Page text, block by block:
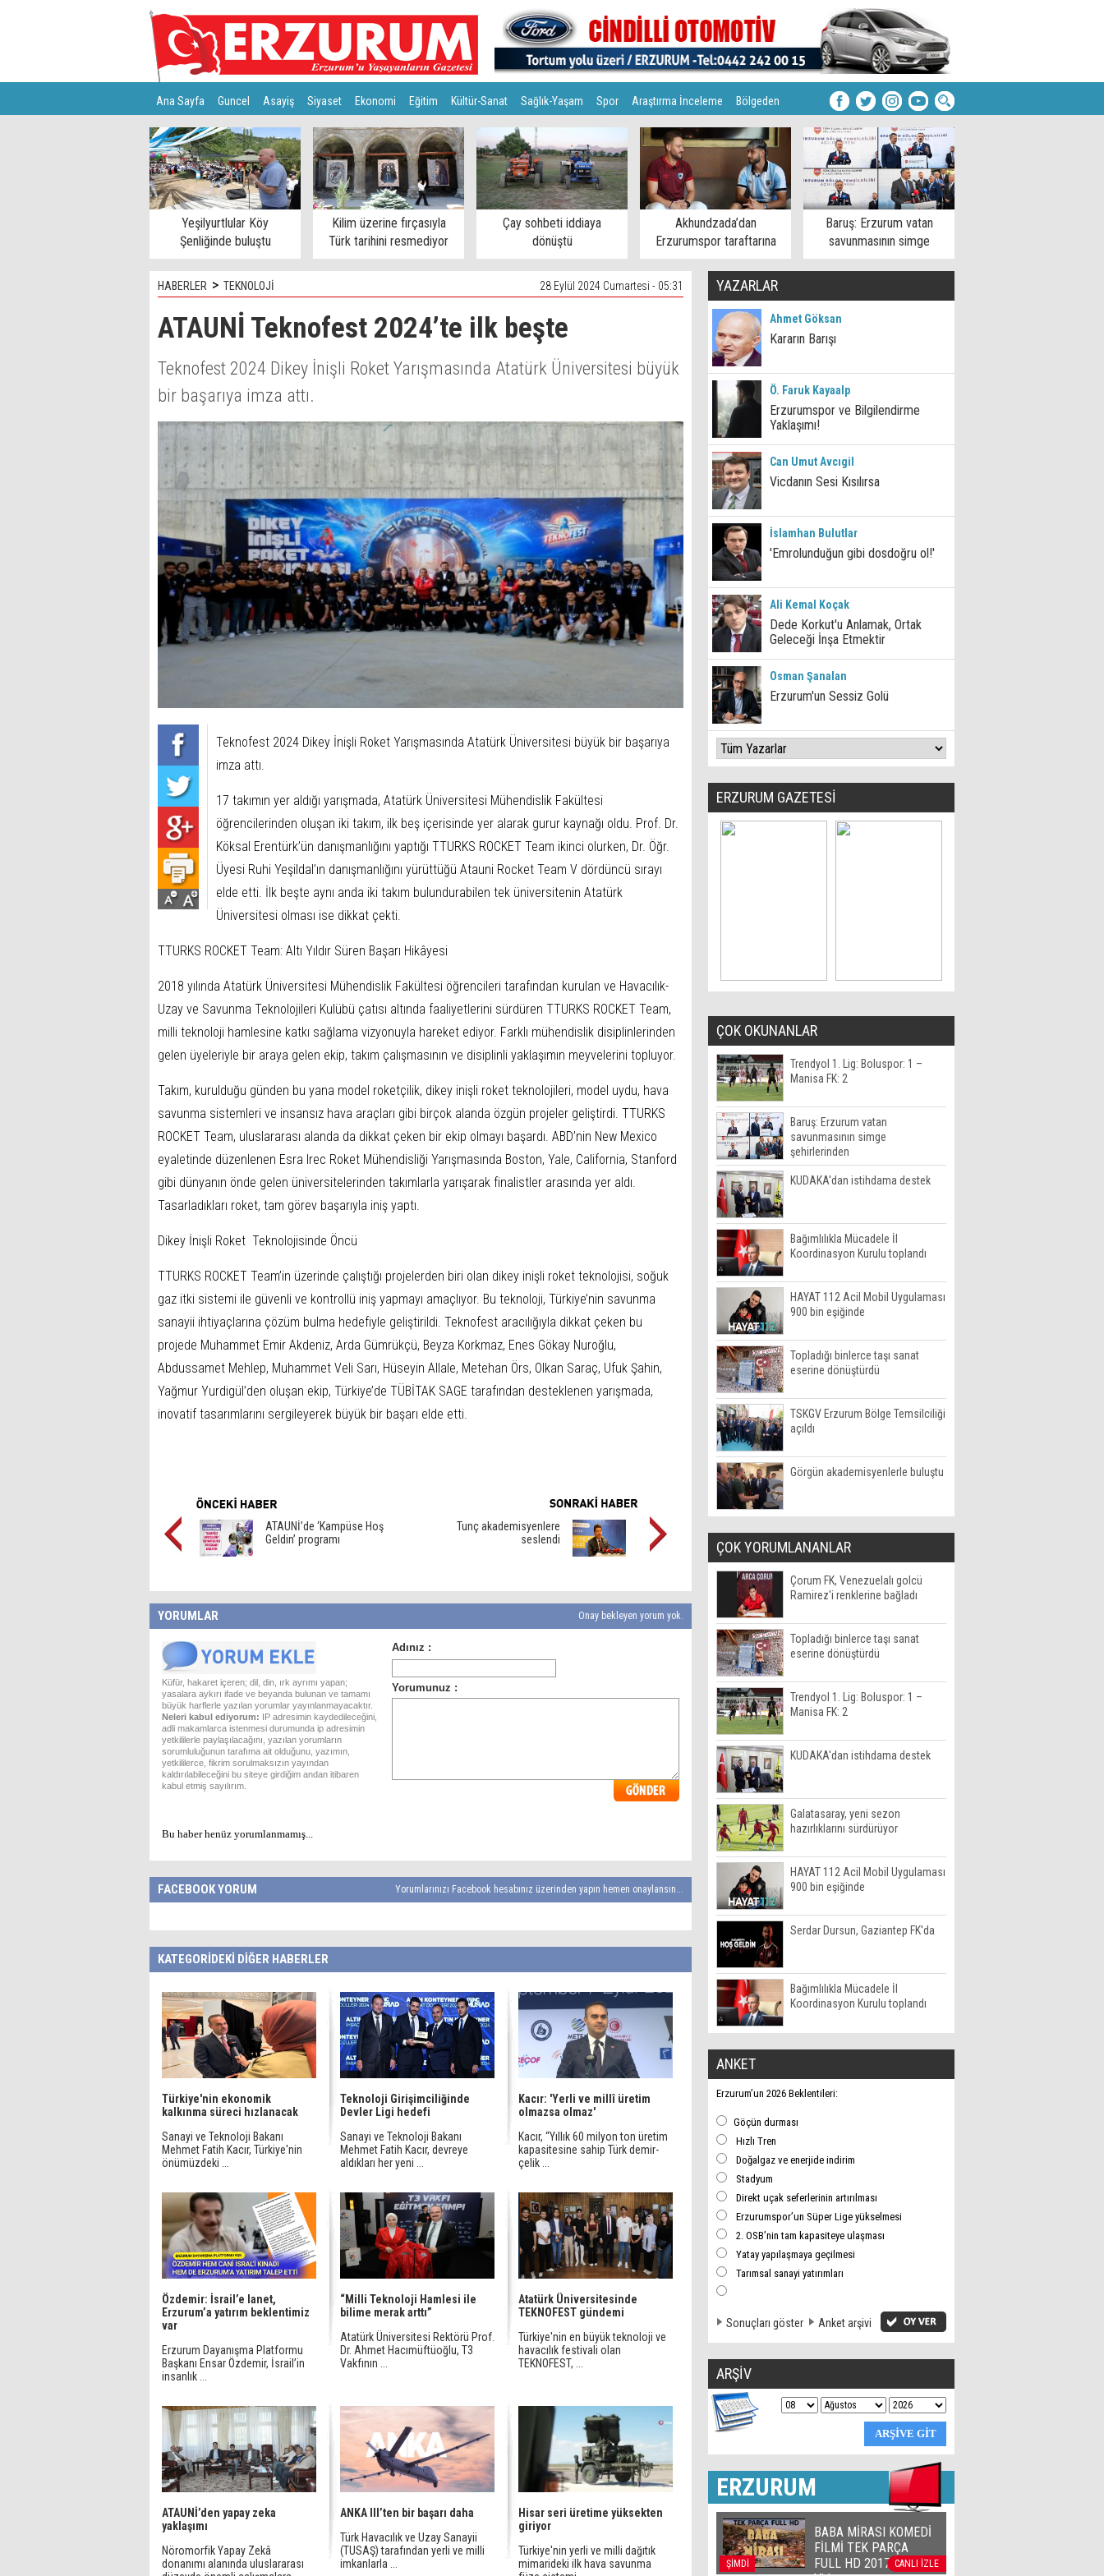
Ana Sayfa Guncel Asayiş Siyaset Ekonomi Eğitim Kültür-Sanat Sağlık-Yaşam Spor Araştırma İnceleme Bölgeden
Türkiye Teknoloji
Yeşilyurtlular Köy
Şenliğinde buluştu
Kilim üzerine fırçasıyla
Türk tarihini resmediyor
Çay sohbeti iddiaya
dönüştü
Akhundzada’dan
Erzurumspor taraftarına
mesaj
Baruş: Erzurum vatan
savunmasının simge
şehirlerinden
HABERLER > TEKNOLOJİ 28 Eylül 2024 Cumartesi - 05:31
ATAUNİ Teknofest 2024’te ilk beşte
Teknofest 2024 Dikey İnişli Roket Yarışmasında Atatürk Üniversitesi büyük
bir başarıya imza attı.
Teknofest 2024 Dikey İnişli Roket Yarışmasında Atatürk Üniversitesi büyük bir başarıya
imza attı.
17 takımın yer aldığı yarışmada, Atatürk Üniversitesi Mühendislik Fakültesi
öğrencilerinden oluşan iki takım, ilk beş içerisinde yer alarak gurur kaynağı oldu. Prof. Dr.
Köksal Erentürk’ün danışmanlığını yaptığı TTURKS ROCKET Team ikinci olurken, Dr. Öğr.
Üyesi Ruhi Yeşildal’ın danışmanlığını yürüttüğü Atauni Rocket Team V dördüncü sırayı
elde etti. İlk beşte aynı anda iki takım bulundurabilen tek üniversitenin Atatürk
Üniversitesi olması ise dikkat çekti.
TTURKS ROCKET Team: Altı Yıldır Süren Başarı Hikâyesi
2018 yılında Atatürk Üniversitesi Mühendislik Fakültesi öğrencileri tarafından kurulan ve Havacılık-
Uzay ve Savunma Teknolojileri Kulübü çatısı altında faaliyetlerini sürdüren TTURKS ROCKET Team,
milli teknoloji hamlesine katkı sağlama vizyonuyla hareket ediyor. Farklı mühendislik disiplinlerinden
gelen üyeleriyle bir araya gelen ekip, takım çalışmasının ve disiplinli yaklaşımın meyvelerini topluyor.
Takım, kurulduğu günden bu yana model roketçilik, dikey inişli roket teknolojileri, model uydu, hava
savunma sistemleri ve insansız hava araçları gibi birçok alanda özgün projeler geliştirdi. TTURKS
ROCKET Team, uluslararası alanda da dikkat çeken bir ekip olmayı başardı. ABD’nin New Mexico
eyaletinde düzenlenen Esra Irec Roket Mühendisliği Yarışmasında Boston, Yale, California, Stanford
gibi dünyanın önde gelen üniversitelerinden takımlarla yarışarak finalistler arasında yer aldı.
Tasarladıkları roket, tam görev başarıyla iniş yaptı.
Dikey İnişli Roket Teknolojisinde Öncü
TTURKS ROCKET Team’in üzerinde çalıştığı projelerden biri olan dikey inişli roket teknolojisi, soğuk
gaz itki sistemi ile güvenli ve kontrollü iniş yapmayı amaçlıyor. Bu teknoloji, Türkiye’nin savunma
sanayii ihtiyaçlarına çözüm bulma hedefiyle geliştirildi. Teknofest aracılığıyla dikkat çeken bu
projede Muhammet Emir Akdeniz, Arda Gümrükçü, Beyza Korkmaz, Enes Gökay Nuroğlu,
Abdussamet Mehlep, Muhammet Veli Sarı, Hüseyin Allale, Metehan Örs, Olkan Saraç, Ufuk Şahin,
Yağmur Yurdigül’den oluşan ekip, Türkiye’de TÜBİTAK SAGE tarafından desteklenen yarışmada,
inovatif tasarımlarını sergileyerek büyük bir başarı elde etti.
ATAUNİ’de ‘Kampüse Hoş
Geldin’ programı
Tunç akademisyenlere
seslendi
YORUMLAR Onay bekleyen yorum yok.
Küfür, hakaret içeren; dil, din, ırk ayrımı yapan;
yasalara aykırı ifade ve beyanda bulunan ve tamamı
büyük harflerle yazılan yorumlar yayınlanmayacaktır.
Neleri kabul ediyorum: IP adresimin kaydedileceğini,
adli makamlarca istenmesi durumunda ip adresimin
yetkililerle paylaşılacağını, yazılan yorumların
sorumluluğunun tarafıma ait olduğunu, yazımın,
yetkililerce, fikrim sorulmaksızın yayından
kaldırılabileceğini bu siteye girdiğim andan itibaren
kabul etmiş sayılırım.
Bu haber henüz yorumlanmamış...
FACEBOOK YORUM Yorumlarınızı Facebook hesabınız üzerinden yapın hemen onaylansın...
KATEGORİDEKİ DİĞER HABERLER
Türkiye'nin ekonomik
kalkınma süreci hızlanacak
Sanayi ve Teknoloji Bakanı
Mehmet Fatih Kacır, Türkiye'nin
önümüzdeki ...
Teknoloji Girişimciliğinde
Devler Ligi hedefi
Sanayi ve Teknoloji Bakanı
Mehmet Fatih Kacır, devreye
aldıkları her yeni ...
Kacır: 'Yerli ve millî üretim
olmazsa olmaz'
Kacır, “Yıllık 60 milyon ton üretim
kapasitesine sahip Türk demir-
çelik ...
Özdemir: İsrail’e lanet,
Erzurum’a yatırım beklentimiz
var
Erzurum Dayanışma Platformu
Başkanı Ensar Özdemir, İsrail’in
insanlık ...
“Milli Teknoloji Hamlesi ile
bilime merak arttı”
Atatürk Üniversitesi Rektörü Prof.
Dr. Ahmet Hacımüftüoğlu, T3
Vakfının ...
Atatürk Üniversitesinde
TEKNOFEST gündemi
Türkiye'nin en büyük teknoloji ve
havacılık festivali olan
TEKNOFEST, ...
ATAUNİ’den yapay zeka
yaklaşımı
Nöromorfik Yapay Zekâ
donanımı alanında uluslararası
ANKA III’ten bir başarı daha
Türk Havacılık ve Uzay Sanayii
(TUSAŞ) tarafından yerli ve milli
imkanlarla ...
Hisar seri üretime yüksekten
giriyor
Türkiye'nin yerli ve milli dağıtık
mimarideki ilk hava savunma
YAZARLAR
Ahmet Göksan
Kararın Barışı
Ö. Faruk Kayaalp
Erzurumspor ve Bilgilendirme
Yaklaşımı!
Can Umut Avcıgil
Vicdanın Sesi Kısılırsa
İslamhan Bulutlar
'Emrolunduğun gibi dosdoğru ol!'
Ali Kemal Koçak
Dede Korkut'u Anlamak, Ortak
Geleceği İnşa Etmektir
Osman Şanalan
Erzurum'un Sessiz Golü
ERZURUM GAZETESİ
ÇOK OKUNANLAR
Trendyol 1. Lig: Boluspor: 1 –
Manisa FK: 2
Baruş: Erzurum vatan
savunmasının simge
şehirlerinden
KUDAKA'dan istihdama destek
Bağımlılıkla Mücadele İl
Koordinasyon Kurulu toplandı
HAYAT 112 Acil Mobil Uygulaması
900 bin eşiğinde
Topladığı binlerce taşı sanat
eserine dönüştürdü
TSKGV Erzurum Bölge Temsilciliği
açıldı
Görgün akademisyenlerle buluştu
ÇOK YORUMLANANLAR
Çorum FK, Venezuelalı golcü
Ramirez'i renklerine bağladı
Topladığı binlerce taşı sanat
eserine dönüştürdü
Trendyol 1. Lig: Boluspor: 1 –
Manisa FK: 2
KUDAKA'dan istihdama destek
Galatasaray, yeni sezon
hazırlıklarını sürdürüyor
HAYAT 112 Acil Mobil Uygulaması
900 bin eşiğinde
Serdar Dursun, Gaziantep FK'da
Bağımlılıkla Mücadele İl
Koordinasyon Kurulu toplandı
ANKET
Erzurum’un 2026 Beklentileri:
Göçün durması
Hızlı Tren
Doğalgaz ve enerjide indirim
Stadyum
Direkt uçak seferlerinin artırılması
Erzurumspor’un Süper Lige yükselmesi
2. OSB’nin tam kapasiteye ulaşması
Yatay yapılaşmaya geçilmesi
Tarımsal sanayi yatırımları
Sonuçları göster Anket arşivi
ARŞİV
ERZURUM
ŞİMDİ CANLI İZLE
BABA MİRASI KOMEDİ
FİLMİ TEK PARÇA
FULL HD 2017 | Official